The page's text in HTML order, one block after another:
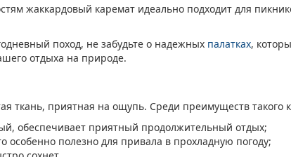
жаккардовый каремат идеально подходит для
поход, не забудьте о надежных палатках,
отдыха на природе.
ткань, приятная на ощупь. Среди преимуществ такого
обеспечивает приятный продолжительный отдых;
особенно полезно для привала в прохладную погоду;